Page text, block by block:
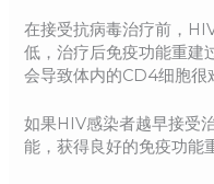
在接受抗病毒治疗前，
低，治疗后免疫功能重建
会导致体内的CD4细胞很
如果HIV感染者越早接受
能，获得良好的免疫功能